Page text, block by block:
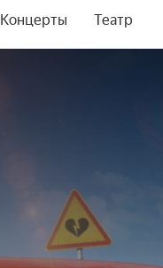
Концерты Театр